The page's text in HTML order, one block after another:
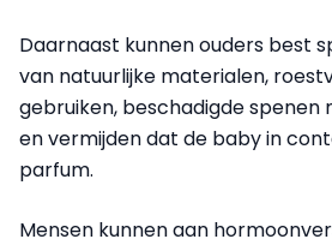
Daarnaast kunnen ouders best
van natuurlijke materialen,
gebruiken, beschadigde
en vermijden dat de baby in
parfum.
Mensen kunnen aan